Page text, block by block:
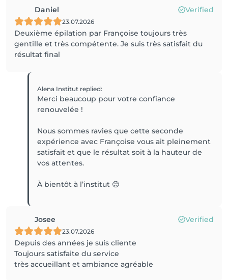
Daniel Verified
23.07.2026
Deuxième épilation par Françoise toujours très
gentille et très compétente. Je suis très satisfait du
résultat final
Alena Institut replied:
Merci beaucoup pour votre confiance
renouvelée !
Nous sommes ravies que cette seconde
expérience avec Françoise vous ait pleinement
satisfait et que le résultat soit à la hauteur de
vos attentes.
Josee Verified
23.07.2026
Depuis des années je suis cliente
Toujours satisfaite du service
très accueillant et ambiance agréable